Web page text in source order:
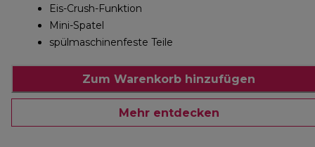
Eis-Crush-Funktion
Mini-Spatel
spülmaschinenfeste Teile
Zum Warenkorb hinzufügen
Mehr entdecken